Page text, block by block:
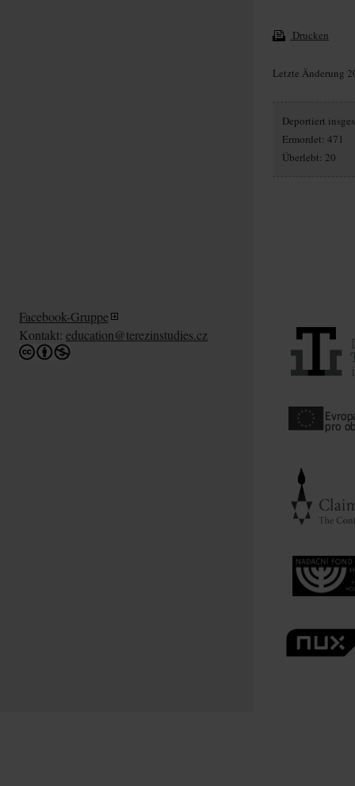
Drucken
Letzte Änderung
Deportiert
Ermordet: 471
Überlebt: 20
Facebook-Gruppe
Kontakt: education@terezinstudies.cz